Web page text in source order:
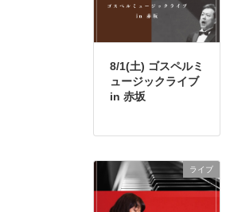
8/1(土) ゴスペルミ
ュージックライブ
in 赤坂
ライブ